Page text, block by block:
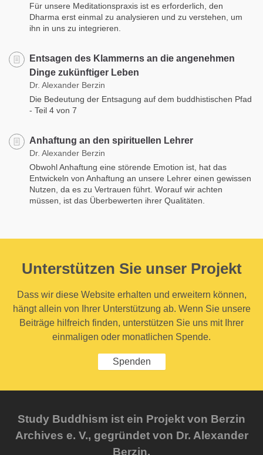
Für unsere Meditationspraxis ist es erforderlich, den
Dharma erst einmal zu analysieren und zu verstehen, um
ihn in uns zu integrieren.
Entsagen des Klammerns an die angenehmen
Dinge zukünftiger Leben
Dr. Alexander Berzin
Die Bedeutung der Entsagung auf dem buddhistischen Pfad
- Teil 4 von 7
Anhaftung an den spirituellen Lehrer
Dr. Alexander Berzin
Obwohl Anhaftung eine störende Emotion ist, hat das
Entwickeln von Anhaftung an unsere Lehrer einen gewissen
Nutzen, da es zu Vertrauen führt. Worauf wir achten
müssen, ist das Überbewerten ihrer Qualitäten.
Unterstützen Sie unser Projekt
Dass wir diese Website erhalten und erweitern können,
hängt allein von Ihrer Unterstützung ab. Wenn Sie unsere
Beiträge hilfreich finden, unterstützen Sie uns mit Ihrer
einmaligen oder monatlichen Spende.
Spenden
Study Buddhism ist ein Projekt von Berzin
Archives e. V., gegründet von Dr. Alexander
Berzin.